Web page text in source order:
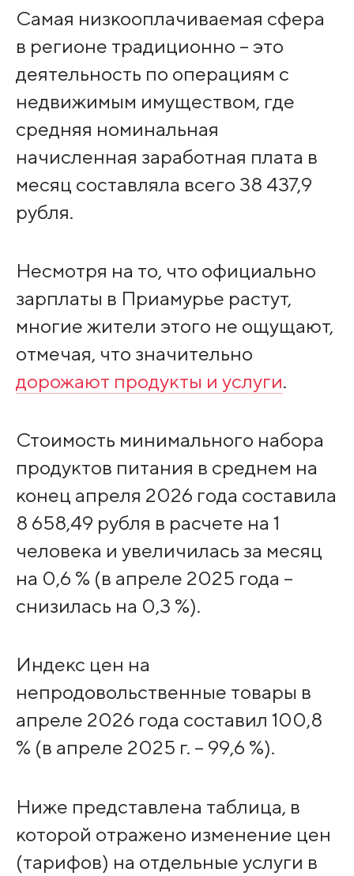
Самая низкооплачиваемая сфера
в регионе традиционно – это
деятельность по операциям с
недвижимым имуществом, где
средняя номинальная
начисленная заработная плата в
месяц составляла всего 38 437,9
рубля.
Несмотря на то, что официально
зарплаты в Приамурье растут,
многие жители этого не ощущают,
отмечая, что значительно
дорожают продукты и услуги.
Стоимость минимального набора
продуктов питания в среднем на
конец апреля 2026 года составила
8 658,49 рубля в расчете на 1
человека и увеличилась за месяц
на 0,6 % (в апреле 2025 года –
снизилась на 0,3 %).
Индекс цен на
непродовольственные товары в
апреле 2026 года составил 100,8
% (в апреле 2025 г. – 99,6 %).
Ниже представлена таблица, в
которой отражено изменение цен
(тарифов) на отдельные услуги в